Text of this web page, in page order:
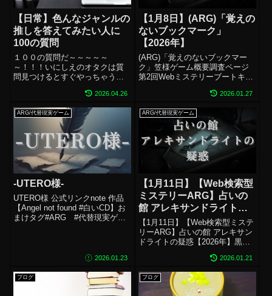
【日常】色んなジャンルの
推しを答えてみたい人に
100の質問
１００の質問だ～～～～～
～！！！いにしえのオタクは質
問見つけるとすぐやっちゃう生
～！！！！！！！！！！！出身
地さいたま市！現在地さいたま
けん！年齢平成一桁BBA！長所
アバターがせかいいちかわいい
です（個人の感想です...
2026.04.26
【1月8日】(ARG)「覚えの
ないブックマーク」
【2026年】
(ARG)「覚えのないブックマー
ク」笠様ゲーム概要調査ページ
第2回Webミステリーブートキャ
体：PC推奨ページ数：22ページ
出：有配信：OK 神瀬プレイにつ
いて：未プレイ同作者様の他作
品...
2026.01.27
ARG/代替現実ゲーム
-UTERO様-
UTERO様 公式リンクnote 作品
【Angel not found #白いCD】お
まけタグ#ARG #代替現実ゲー
2026.01.23
ARG/代替現実ゲーム
【1月11日】【Web検索型
ミステリーARG】占いの
館 アレキサンドライトの
疑惑【2026年】
【1月11日】【Web検索型ミステ
リーARG】占いの館 アレキサン
ドライトの疑惑【2026年】黒埜
Webミステリーブートキャンプ
リリース作品一覧推奨媒体：PC
推奨ページ数：34ページジャン
プスケア：なしホラー...
2026.01.21
ブログ ブログ